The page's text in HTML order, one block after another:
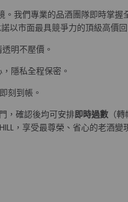
。我們專業的品酒團隊即時掌握
諾以市面最具競爭力的頂級高價回
明不壓價。
隱私全程保密。
刻到帳。
，確認後均可安排即時過數 （
，享受最尊榮、省心的老酒變